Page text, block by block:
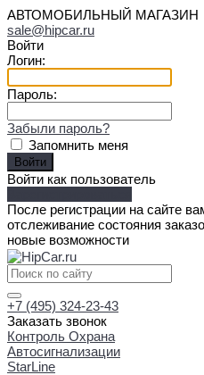
АВТОМОБИЛЬНЫЙ МАГАЗИН
sale@hipcar.ru
Войти
Логин:
Пароль:
Забыли пароль?
Запомнить меня
Войти как пользователь
После регистрации на сайте
отслеживание состояния
новые возможности
+7 (495) 324-23-43
Заказать звонок
Контроль Охрана
Автосигнализации
StarLine